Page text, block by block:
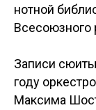
нотной
Всесоюзного
Записи
году
Максима